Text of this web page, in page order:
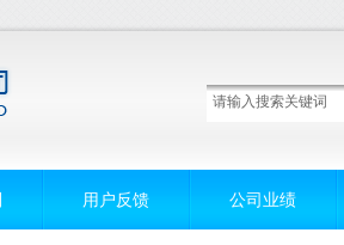
用户反馈 公司业绩